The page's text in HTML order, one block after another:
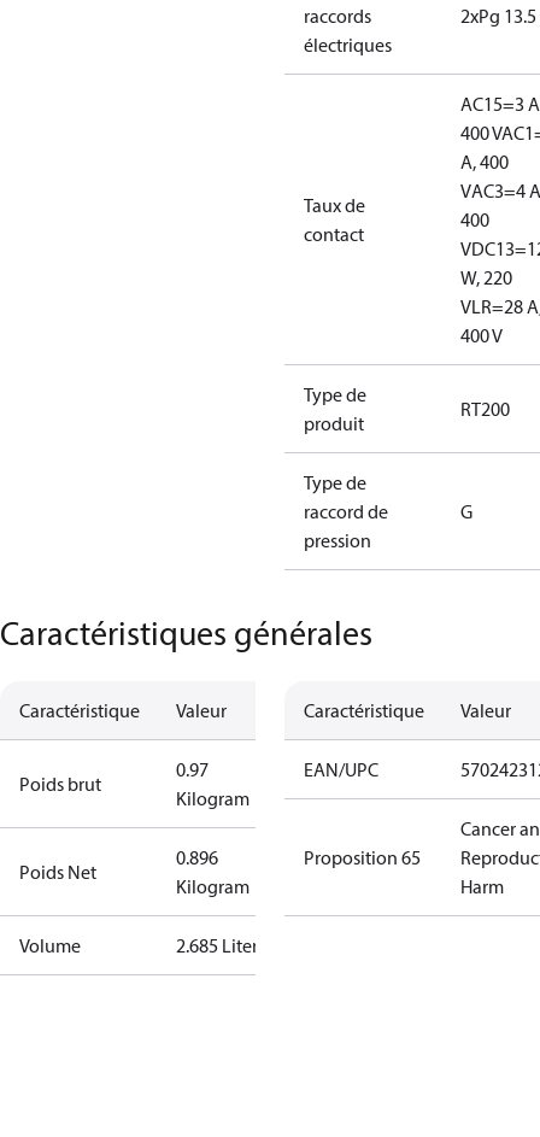
raccords
électriques
2xPg 13.5
Taux de
contact
AC15=3
400 V
A, 400
VAC3=4
400
V
W, 220
VLR=28
400 V
Type de
produit
RT200
Type de
raccord de
pression
G
Caractéristiques générales
Caractéristique Valeur
Poids brut
0.97
Kilogram
Poids Net
0.896
Kilogram
Volume 2.685 Liter
Caractéristique Valeur
EAN/UPC
Proposition 65
Cancer
Harm